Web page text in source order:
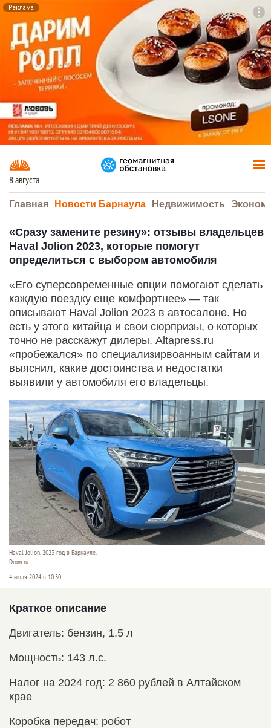
Реклама
8 августа
Главная Новости Барнаула Недвижимость
«Сразу замените резину»: отзывы владельцев
Haval Jolion 2023, которые помогут
определиться с выбором автомобиля
«Его суперсовременные опции помогают сделать
каждую поездку еще комфортнее» — так
описывают Haval Jolion 2023 в автосалоне. Но
есть у этого китайца и свои сюрпризы, о которых
точно не расскажут дилеры. Altapress.ru
«пробежался» по специализирвоанным сайтам и
выяснил, какие достоинства и недостатки
выявили у автомобиля его владельцы.
Haval Jolion, 2023 год в Барнауле.
Drom.ru
4 июля 2024 в 10:30
Краткое описание
Двигатель: бензин, 1.5 л
Мощность: 143 л.с.
Налог на 2024 год: 2 860 рублей в Алтайском
крае
Коробка передач: робот